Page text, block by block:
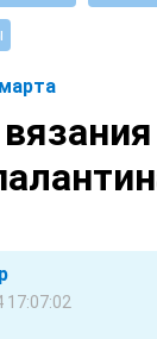
17:07:02